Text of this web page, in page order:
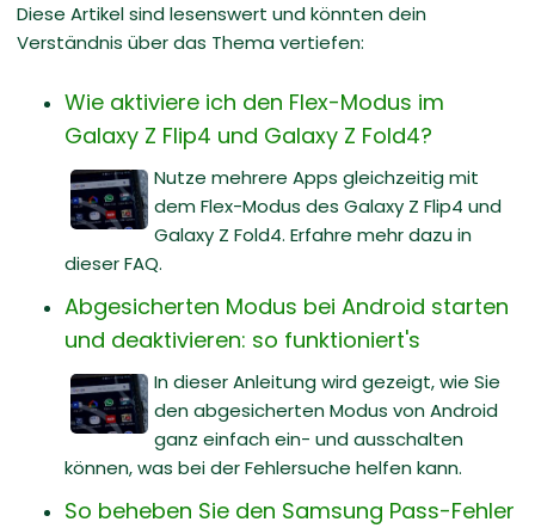
Diese Artikel sind lesenswert und könnten dein
Verständnis über das Thema vertiefen:
Wie aktiviere ich den Flex-Modus im
Galaxy Z Flip4 und Galaxy Z Fold4?
Nutze mehrere Apps gleichzeitig mit
dem Flex-Modus des Galaxy Z Flip4 und
Galaxy Z Fold4. Erfahre mehr dazu in
dieser FAQ.
Abgesicherten Modus bei Android starten
und deaktivieren: so funktioniert's
In dieser Anleitung wird gezeigt, wie Sie
den abgesicherten Modus von Android
ganz einfach ein- und ausschalten
können, was bei der Fehlersuche helfen kann.
So beheben Sie den Samsung Pass-Fehler